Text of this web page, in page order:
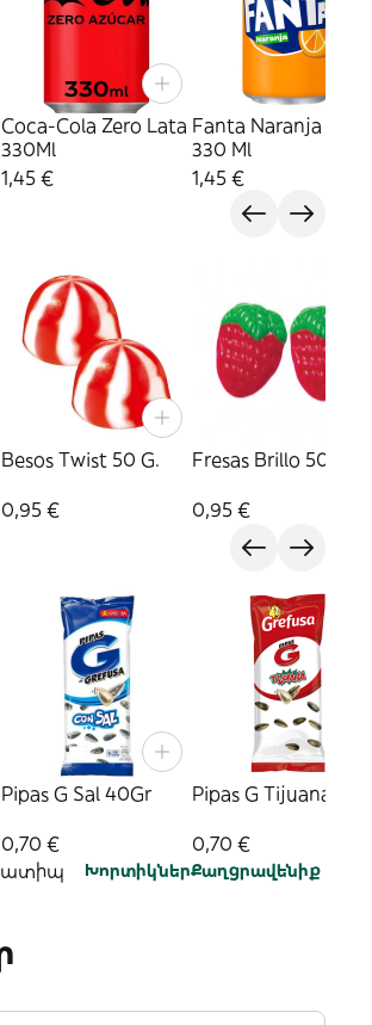
Coca-Cola Zero Lata
330Ml
1,45 €
Fanta Naranja Lata
330 Ml
1,45 €
Besos Twist 50 G.
0,95 €
Fresas Brillo 50 G.
0,95 €
Pipas G Sal 40Gr
0,70 €
Pipas G Tijuana 40Gr
0,70 €
ԽորտիկներՔաղցրավենիք